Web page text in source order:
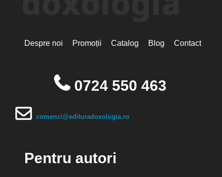
Despre noi Promoții Catalog Blog Contact
0724 550 463
comenzi@edituradoxologia.ro
Pentru autori